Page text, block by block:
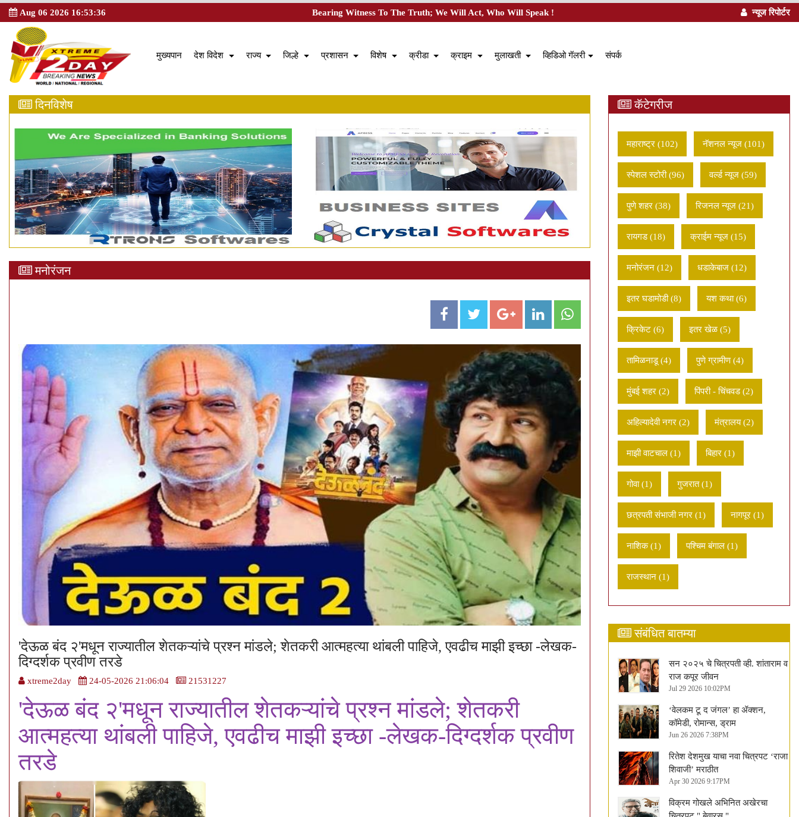
Aug 06 2026 16:53:37 Bearing Witness To The Truth; We Will Act, Who Will Speak ! न्यूज रिपोर्टर
मुख्यपान देश विदेश (current)
राज्य (current)
जिल्हे (current)प्रशासन (current)
विशेष (current)क्रीडा (current)क्राइम (current)मुलाखती (current)व्हिडिओ गॅलरी(current)
संपर्क(current)
दिनविशेष
मनोरंजन
'देऊळ बंद २'मधून राज्यातील शेतकऱ्यांचे प्रश्न मांडले; शेतकरी आत्महत्या थांबली पाहिजे, एवढीच माझी इच्छा -लेखक-
दिग्दर्शक प्रवीण तरडे
xtreme2day 24-05-2026 21:06:04 21531227
'देऊळ बंद २'मधून राज्यातील शेतकऱ्यांचे प्रश्न मांडले; शेतकरी
आत्महत्या थांबली पाहिजे, एवढीच माझी इच्छा -लेखक-दिग्दर्शक प्रवीण
तरडे
कॅटेगरीज
महाराष्ट्र (102) नॅशनल न्यूज (101)
स्पेशल स्टोरी (96) वर्ल्ड न्यूज (59)
पुणे शहर (38) रिजनल न्यूज (21)
रायगड (18) क्राईम न्यूज (15)
मनोरंजन (12) धडाकेबाज (12)
इतर घडामोडी (8) यश कथा (6)
क्रिकेट (6) इतर खेळ (5)
तामिळनाडू (4) पुणे ग्रामीण (4)
मुंबई शहर (2) पिंपरी - चिंचवड (2)
अहिल्यादेवी नगर (2) मंत्रालय (2)
माझी वाटचाल (1) बिहार (1)
गोवा (1) गुजरात (1)
छत्रपती संभाजी नगर (1) नागपूर (1)
नाशिक (1) पश्चिम बंगाल (1)
राजस्थान (1)
संबंधित बातम्या
सन २०२५ चे चित्रपती व्ही. शांताराम व
राज कपूर जीवन
Jul 29 2026 10:02PM
‘वेलकम टू द जंगल’ हा ॲक्शन,
कॉमेडी, रोमान्स, ड्राम
Jun 26 2026 7:38PM
रितेश देशमुख याचा नवा चित्रपट ‘राजा
शिवाजी’ मराठीत
Apr 30 2026 9:17PM
विक्रम गोखले अभिनित अखेरचा